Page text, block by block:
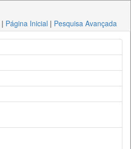
| Página Inicial | Pesquisa Avançada